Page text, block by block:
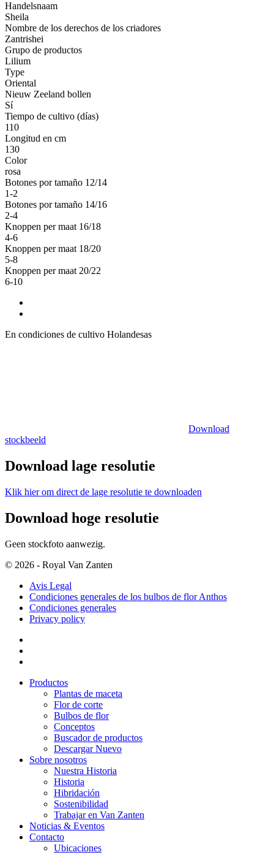
Handelsnaam
Sheila
Nombre de los derechos de los criadores
Zantrishei
Grupo de productos
Lilium
Type
Oriental
Nieuw Zeeland bollen
Sí
Tiempo de cultivo (días)
110
Longitud en cm
130
Color
rosa
Botones por tamaño 12/14
1-2
Botones por tamaño 14/16
2-4
Knoppen per maat 16/18
4-6
Knoppen per maat 18/20
5-8
Knoppen per maat 20/22
6-10
En condiciones de cultivo Holandesas
Download
stockbeeld
Download lage resolutie
Klik hier om direct de lage resolutie te downloaden
Download hoge resolutie
Geen stockfoto aanwezig.
© 2026 - Royal Van Zanten
Avis Legal
Condiciones generales de los bulbos de flor Anthos
Condiciones generales
Privacy policy
Productos
Plantas de maceta
Flor de corte
Bulbos de flor
Conceptos
Buscador de productos
Descargar Nuevo
Sobre nosotros
Nuestra Historia
Historia
Hibridación
Sostenibilidad
Trabajar en Van Zanten
Noticias & Eventos
Contacto
Ubicaciones